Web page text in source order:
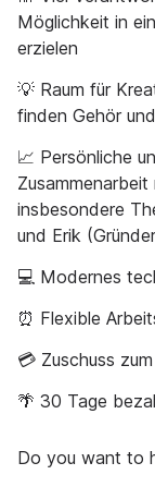
Möglichkeit in
erzielen
💡 Raum für
finden Gehör
📈 Persönliche
insbesondere
und Erik
💻 Modernes
⏰ Flexible
💳 Zuschuss
🌴 30 Tage
Do you want to